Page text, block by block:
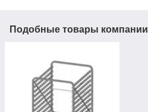
Подобные товары компании